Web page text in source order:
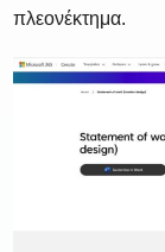
πλεονέκτημα.